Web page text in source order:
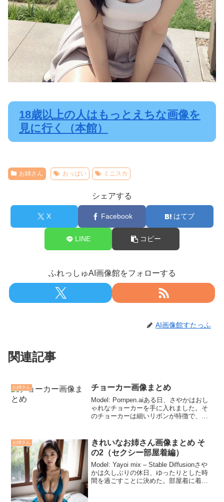
18歳以上の人はもっとえちな画像を
見に行く（本館）
お姉さん おっぱい ミニスカ
シェアする
X Facebook はてブ
LINE コピー
ふれっしゅAI画像館をフォローする
AI画像館すたっふ
関連記事
お姉さん チョーカー画像まとめ
Model: Pornpen.aiある日、さやかはおし
ゃれなチョーカーを手に入れました。そ
のチョーカーは細いリボンが特徴で、さ
ことにしました。晴れた日の午後、さや
かは新...
お姉さん
きれいなお姉さん画像まとめ そ
の2（セクシー部屋着編）
Model: Yayoi mix – Stable Diffusionさや
かは久しぶりの休日、ゆったりとした時
間を過ごすことに決めた。部屋着に着替